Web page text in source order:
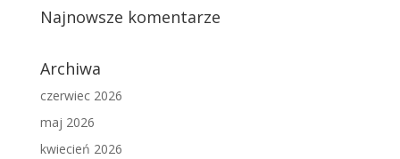
Najnowsze komentarze
Archiwa
czerwiec 2026
maj 2026
kwiecień 2026